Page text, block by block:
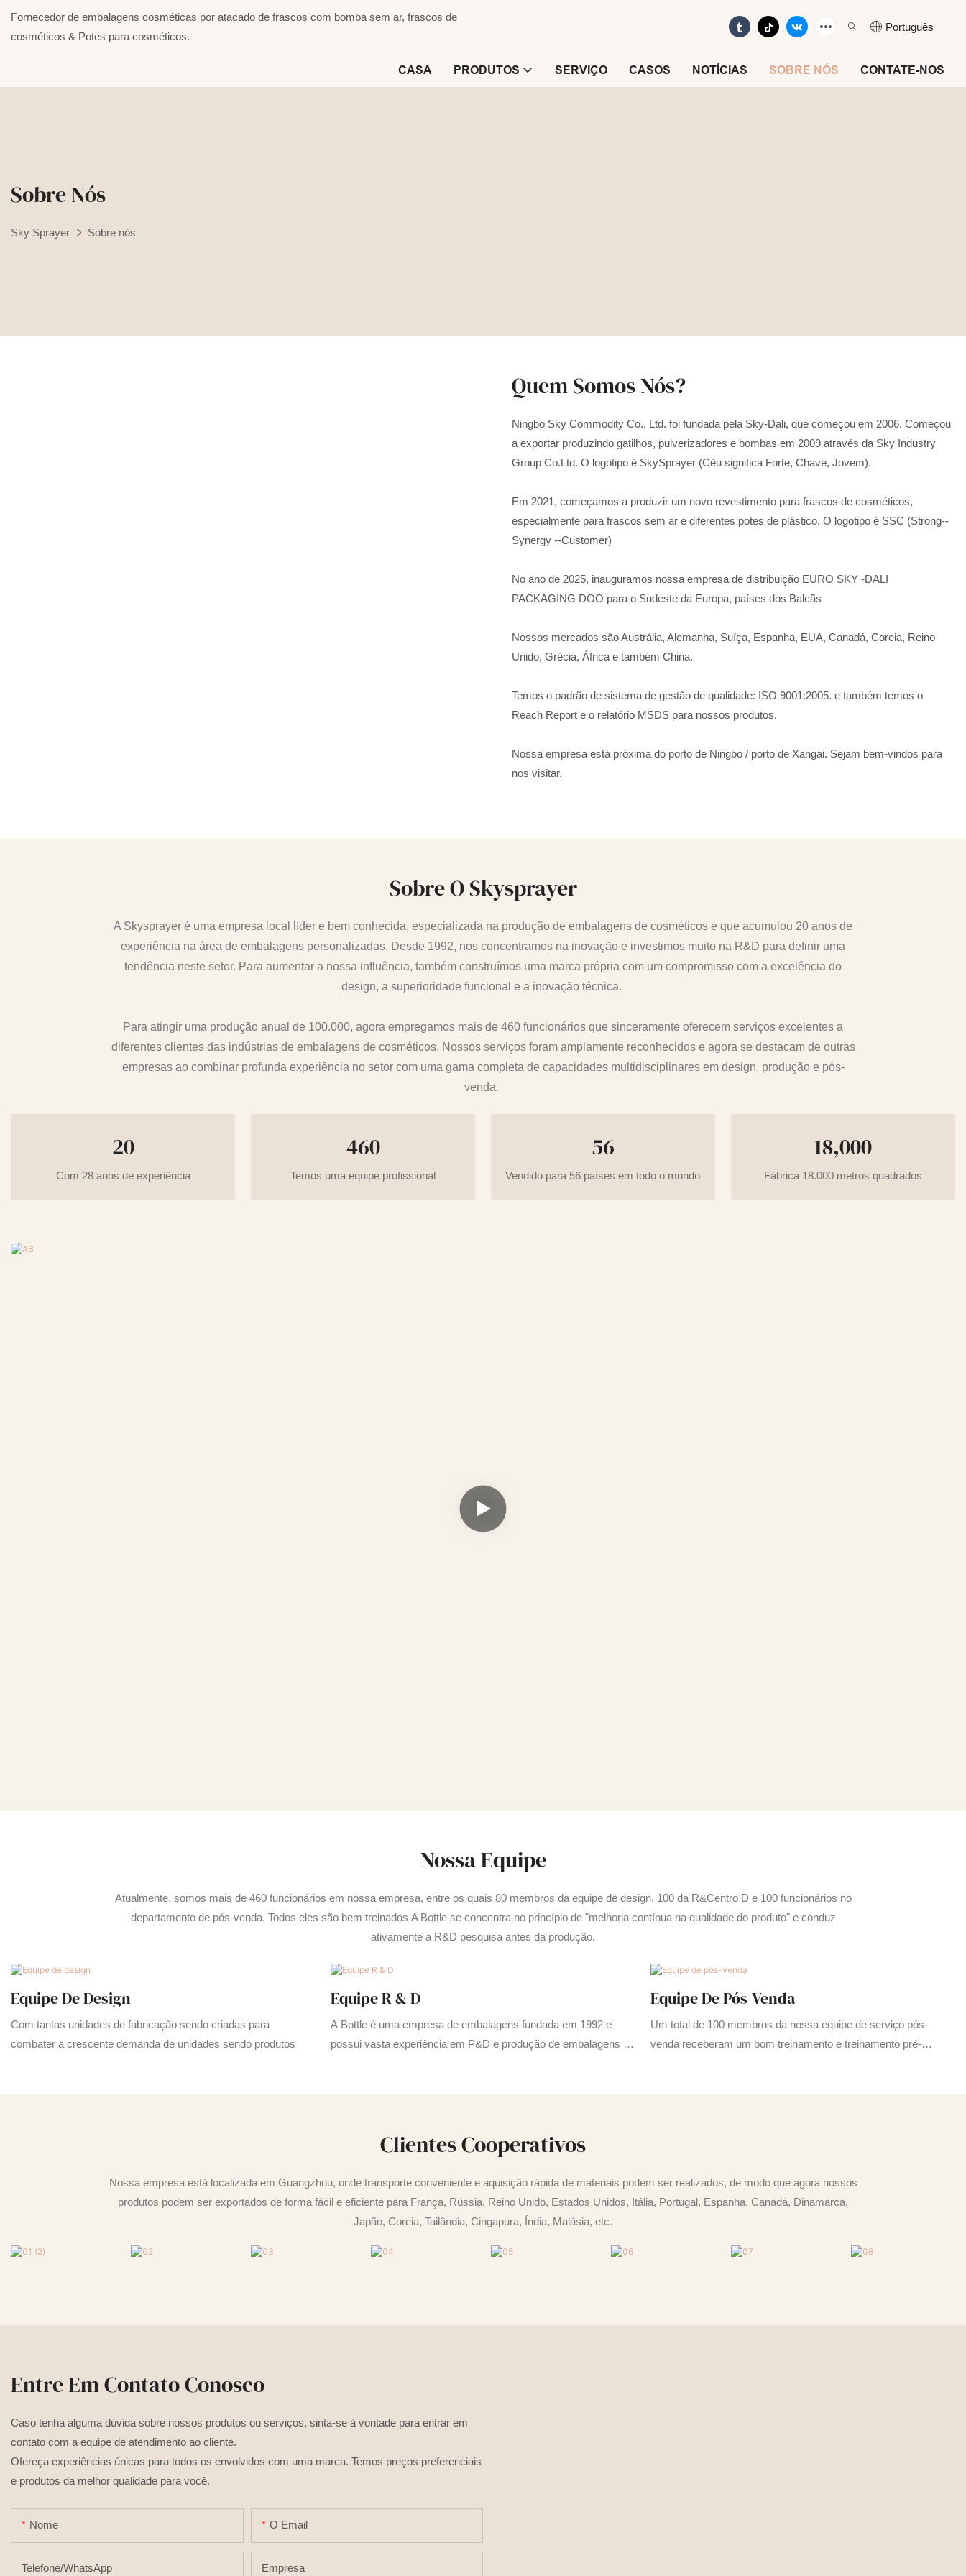
Fornecedor de embalagens cosméticas por atacado de frascos com bomba sem ar, frascos de
cosméticos & Potes para cosméticos.
Português
CASA PRODUTOS SERVIÇO CASOS NOTÍCIAS SOBRE NÓS CONTATE-NOS
Sobre Nós
Sky Sprayer Sobre nós
Quem Somos Nós?
Ningbo Sky Commodity Co., Ltd. foi fundada pela Sky-Dali, que começou em 2006. Começou
a exportar produzindo gatilhos, pulverizadores e bombas em 2009 através da Sky Industry
Group Co.Ltd. O logotipo é SkySprayer (Céu significa Forte, Chave, Jovem).
Em 2021, começamos a produzir um novo revestimento para frascos de cosméticos,
especialmente para frascos sem ar e diferentes potes de plástico. O logotipo é SSC (Strong--
Synergy --Customer)
No ano de 2025, inauguramos nossa empresa de distribuição EURO SKY -DALI
PACKAGING DOO para o Sudeste da Europa, países dos Balcãs
Nossos mercados são Austrália, Alemanha, Suíça, Espanha, EUA, Canadá, Coreia, Reino
Unido, Grécia, África e também China.
Temos o padrão de sistema de gestão de qualidade: ISO 9001:2005. e também temos o
Reach Report e o relatório MSDS para nossos produtos.
Nossa empresa está próxima do porto de Ningbo / porto de Xangai. Sejam bem-vindos para
nos visitar.
Sobre O Skysprayer
A Skysprayer é uma empresa local líder e bem conhecida, especializada na produção de embalagens de cosméticos e que acumulou 20 anos de
experiência na área de embalagens personalizadas. Desde 1992, nos concentramos na inovação e investimos muito na R&D para definir uma
tendência neste setor. Para aumentar a nossa influência, também construímos uma marca própria com um compromisso com a excelência do
design, a superioridade funcional e a inovação técnica.
Para atingir uma produção anual de 100.000, agora empregamos mais de 460 funcionários que sinceramente oferecem serviços excelentes a
diferentes clientes das indústrias de embalagens de cosméticos. Nossos serviços foram amplamente reconhecidos e agora se destacam de outras
empresas ao combinar profunda experiência no setor com uma gama completa de capacidades multidisciplinares em design, produção e pós-
venda.
20
Com 28 anos de experiência
460
Temos uma equipe profissional
56
Vendido para 56 países em todo o mundo
18,000
Fábrica 18.000 metros quadrados
Nossa Equipe
Atualmente, somos mais de 460 funcionários em nossa empresa, entre os quais 80 membros da equipe de design, 100 da R&Centro D e 100 funcionários no
departamento de pós-venda. Todos eles são bem treinados A Bottle se concentra no princípio de "melhoria contínua na qualidade do produto" e conduz
ativamente a R&D pesquisa antes da produção.
Equipe De Design
Com tantas unidades de fabricação sendo criadas para
combater a crescente demanda de unidades sendo produtos
Equipe R & D
A Bottle é uma empresa de embalagens fundada em 1992 e
possui vasta experiência em P&D e produção de embalagens de
Equipe De Pós-Venda
Um total de 100 membros da nossa equipe de serviço pós-
venda receberam um bom treinamento e treinamento pré-
Clientes Cooperativos
Nossa empresa está localizada em Guangzhou, onde transporte conveniente e aquisição rápida de materiais podem ser realizados, de modo que agora nossos
produtos podem ser exportados de forma fácil e eficiente para França, Rússia, Reino Unido, Estados Unidos, Itália, Portugal, Espanha, Canadá, Dinamarca,
Japão, Coreia, Tailândia, Cingapura, Índia, Malásia, etc.
Entre Em Contato Conosco
Caso tenha alguma dúvida sobre nossos produtos ou serviços, sinta-se à vontade para entrar em
contato com a equipe de atendimento ao cliente.
Ofereça experiências únicas para todos os envolvidos com uma marca. Temos preços preferenciais
e produtos da melhor qualidade para você.
Nome O Email
Telefone/WhatsApp Empresa